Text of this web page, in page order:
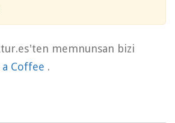
memnunsan bizi
a Coffee .